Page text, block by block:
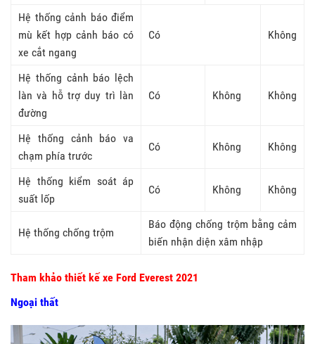
Hệ thống cảnh báo điểm
mù kết hợp cảnh báo có
xe cắt ngang
Có Không
Hệ thống cảnh báo lệch
làn và hỗ trợ duy trì làn
đường
Có Không Không
Hệ thống cảnh báo va
chạm phía trước
Có Không Không
Hệ thống kiểm soát áp
suất lốp
Có Không Không
Hệ thống chống trộm
Báo động chống trộm bằng cảm
biến nhận diện xâm nhập
Tham khảo thiết kế xe Ford Everest 2021
Ngoại thất